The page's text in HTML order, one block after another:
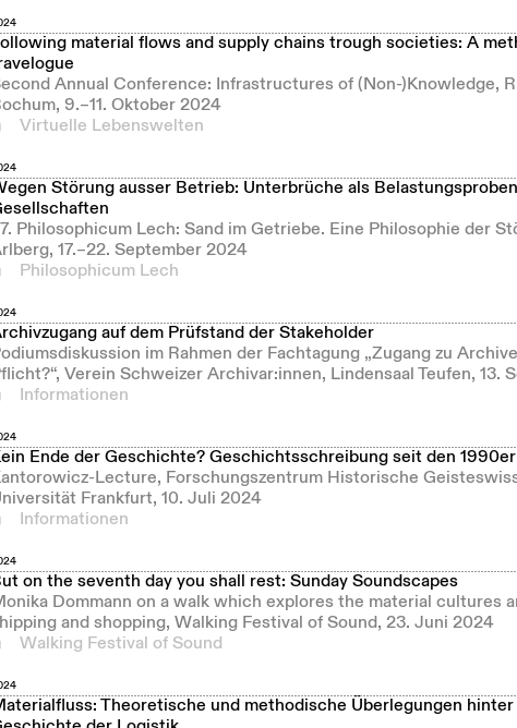
material flows and supply chains trough societies: A
Annual Conference: Infrastructures of (Non-)Knowledge,
9.–11. Oktober 2024
Virtuelle Lebenswelten
Störung ausser Betrieb: Unterbrüche als
Philosophicum Lech: Sand im Getriebe. Eine Philosophie der
17.–22. September 2024
Philosophicum Lech
auf dem Prüfstand der Stakeholder
im Rahmen der Fachtagung „Zugang zu
Verein Schweizer Archivar:innen, Lindensaal Teufen, 13.
Informationen
Ende der Geschichte? Geschichtsschreibung seit den
Lecture, Forschungszentrum Historische
Frankfurt, 10. Juli 2024
Informationen
on the seventh day you shall rest: Sunday Soundscapes
Dommann on a walk which explores the material cultures
and shopping, Walking Festival of Sound, 23. Juni 2024
Walking Festival of Sound
Theoretische und methodische Überlegungen hinter